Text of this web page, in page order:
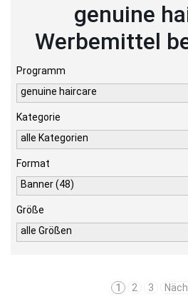
genuine
Werbemittel
Programm
genuine haircare
Kategorie
alle Kategorien
Format
Banner (48)
Größe
alle Größen
1 2 3